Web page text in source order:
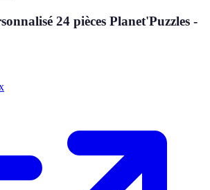
24 pièces Planet'Puzzles -